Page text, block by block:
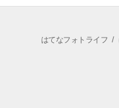
はてなフォトライフ /